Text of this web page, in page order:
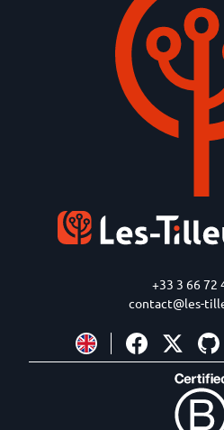
+33 3 66 72
contact@les-